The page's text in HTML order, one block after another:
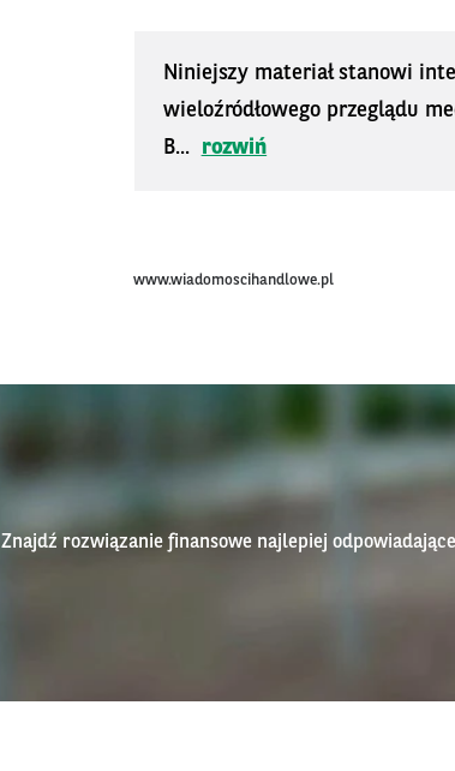
Niniejszy materiał stanowi
wieloźródłowego przeglądu
B...
rozwiń
www.wiadomoscihandlowe.pl
Znajdź rozwiązanie finansowe najlepiej